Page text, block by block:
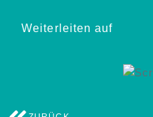
Weiterleiten auf